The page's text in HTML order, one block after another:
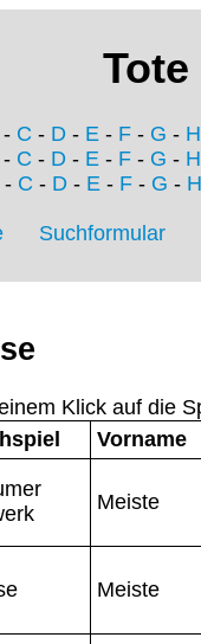
- C - D - E - F - G - H
- C - D - E - F - G - H
- C - D- E- F- G - H
Suchformular
Klick auf die
Vorname
Meiste
Meiste